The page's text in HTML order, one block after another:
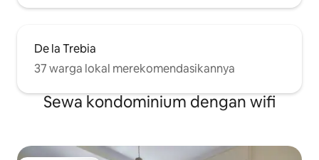
De la Trebia
37 warga lokal merekomendasikannya
Sewa kondominium dengan wifi